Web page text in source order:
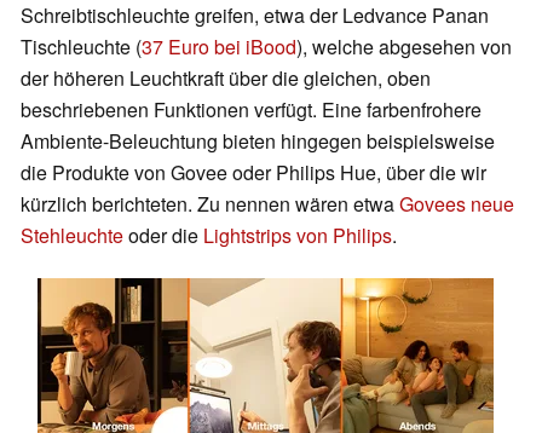
Schreibtischleuchte greifen, etwa der Ledvance Panan
Tischleuchte (37 Euro bei iBood), welche abgesehen von
der höheren Leuchtkraft über die gleichen, oben
beschriebenen Funktionen verfügt. Eine farbenfrohere
Ambiente-Beleuchtung bieten hingegen beispielsweise
die Produkte von Govee oder Philips Hue, über die wir
kürzlich berichteten. Zu nennen wären etwaGovees neue
Stehleuchteoder die Lightstrips von Philips.